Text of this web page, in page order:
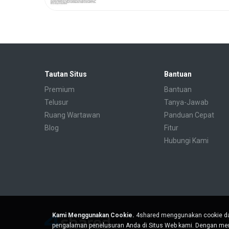
Tautan Situs
Premium
Telusur
Ruang Wartawan
Blog
Bantuan
Bantuan
Tanya-Jawab
Panduan Cepat
Fitur
Hubungi Kami
Kami Menggunakan Cookie. 4shared menggunakan cookie
pengalaman penelusuran Anda di Situs Web kami. Dengan